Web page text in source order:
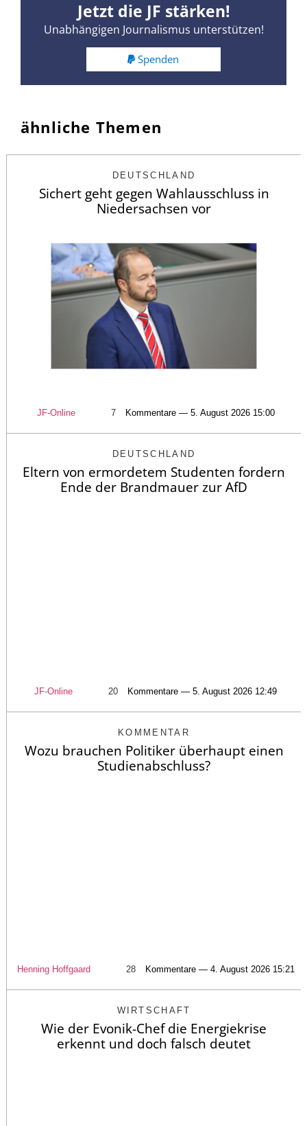
Jetzt die JF stärken!
Unabhängigen Journalismus unterstützen!
Spenden
ähnliche Themen
DEUTSCHLAND
Sichert geht gegen Wahlausschluss in
Niedersachsen vor
JF-Online 7 Kommentare — 5. August 2026 15:00
DEUTSCHLAND
Eltern von ermordetem Studenten fordern
Ende der Brandmauer zur AfD
JF-Online 20 Kommentare — 5. August 2026 12:49
KOMMENTAR
Wozu brauchen Politiker überhaupt einen
Studienabschluss?
Henning Hoffgaard 28 Kommentare — 4. August 2026 15:21
WIRTSCHAFT
Wie der Evonik-Chef die Energiekrise
erkennt und doch falsch deutet